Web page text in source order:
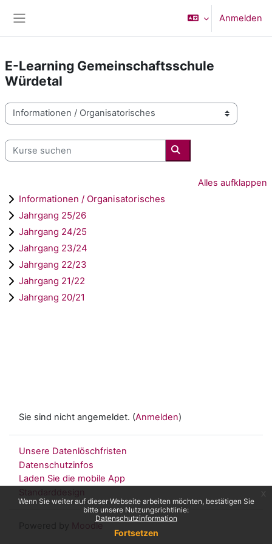
Wenn Sie weiter auf dieser Webseite arbeiten möchten, bestätigen Sie
bitte unsere Nutzungsrichtlinie:
Datenschutzinformation
Fortsetzen
Anmelden
E-Learning Gemeinschaftsschule
Würdetal
Kursbereiche
Kurse suchen
Kurse suchen
Alles aufklappen
Informationen / Organisatorisches
Jahrgang 25/26
Jahrgang 24/25
Jahrgang 23/24
Jahrgang 22/23
Jahrgang 21/22
Jahrgang 20/21
Sie sind nicht angemeldet. (Anmelden)
Unsere Datenlöschfristen
Datenschutzinfos
Laden Sie die mobile App
Standarddesign
Moodle